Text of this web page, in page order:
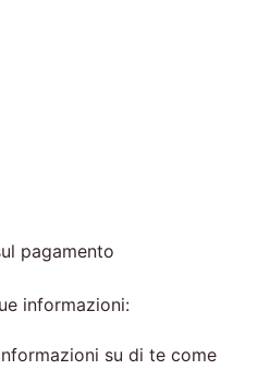
pagamento
informazioni:
su di te come